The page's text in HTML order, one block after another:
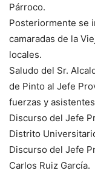
Párroco.
Posteriormente se
camaradas de la
locales.
Saludo del Sr.
de Pinto al Jefe
fuerzas y
Discurso del Jefe
Distrito
Discurso del Jefe
Carlos Ruiz García.